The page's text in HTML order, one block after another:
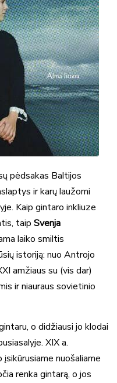
pėdsakas Baltijos
ir karų laužomi
Kaip gintaro inkliuze
taip Svenja
laiko smiltis
istoriją: nuo Antrojo
amžiaus su (vis dar)
ir niauraus sovietinio
o didžiausi jo klodai
XIX a.
nuošaliame
renka gintarą, o jos